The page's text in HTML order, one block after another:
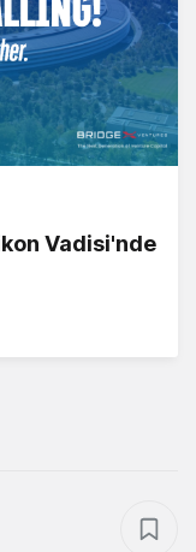
Vadisi'nde